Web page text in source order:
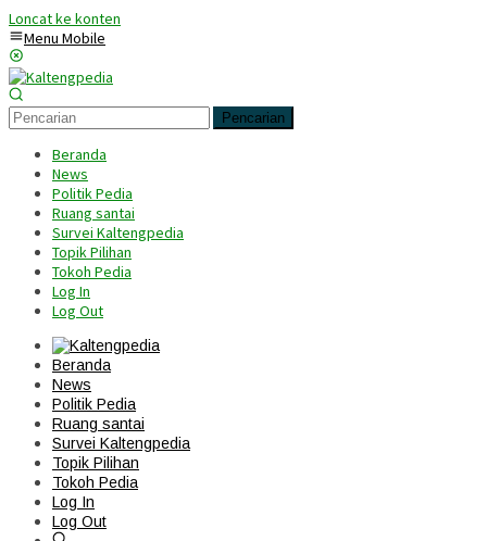
Loncat ke konten
Menu Mobile
Pencarian
Beranda
News
Politik Pedia
Ruang santai
Survei Kaltengpedia
Topik Pilihan
Tokoh Pedia
Log In
Log Out
Beranda
News
Politik Pedia
Ruang santai
Survei Kaltengpedia
Topik Pilihan
Tokoh Pedia
Log In
Log Out